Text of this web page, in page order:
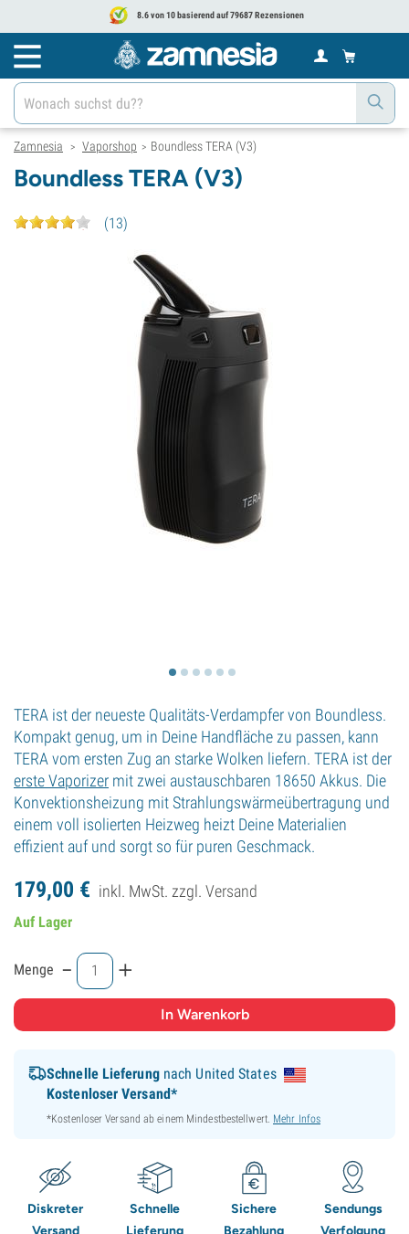
8.6 von 10 basierend auf 79687 Rezensionen
Zamnesia > Vaporshop > Boundless TERA (V3)
Boundless TERA (V3)
(13)
TERA ist der neueste Qualitäts-Verdampfer von Boundless.
Kompakt genug, um in Deine Handfläche zu passen, kann
TERA vom ersten Zug an starke Wolken liefern. TERA ist der
erste Vaporizer mit zwei austauschbaren 18650 Akkus. Die
Konvektionsheizung mit Strahlungswärmeübertragung und
einem voll isolierten Heizweg heizt Deine Materialien
effizient auf und sorgt so für puren Geschmack.
179,00 € inkl. MwSt. zzgl. Versand
Auf Lager
Menge - +
Schnelle Lieferungnach United States
Kostenloser Versand*
*Kostenloser Versand ab einem Mindestbestellwert. Mehr Infos
Diskreter
Versand
Schnelle
Lieferung
Sichere
Bezahlung
Sendungs
Verfolgung